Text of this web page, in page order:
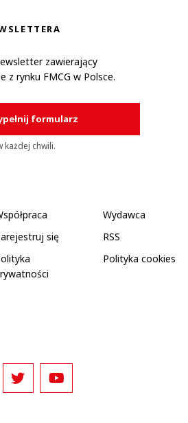
zawierający
z rynku FMCG w Polsce.
formularz
każdej chwili.
Wydawca
się
RSS
Polityka cookies